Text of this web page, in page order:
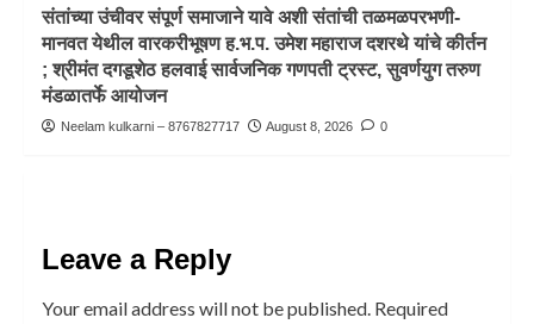
संतांच्या उंचीवर संपूर्ण समाजाने यावे अशी संतांची तळमळपरभणी-
मानवत येथील वारकरीभूषण ह.भ.प. उमेश महाराज दशरथे यांचे कीर्तन
; श्रीमंत दगडूशेठ हलवाई सार्वजनिक गणपती ट्रस्ट, सुवर्णयुग तरुण
मंडळातर्फे आयोजन
Neelam kulkarni – 8767827717 August 8, 2026 0
Leave a Reply
Your email address will not be published. Required